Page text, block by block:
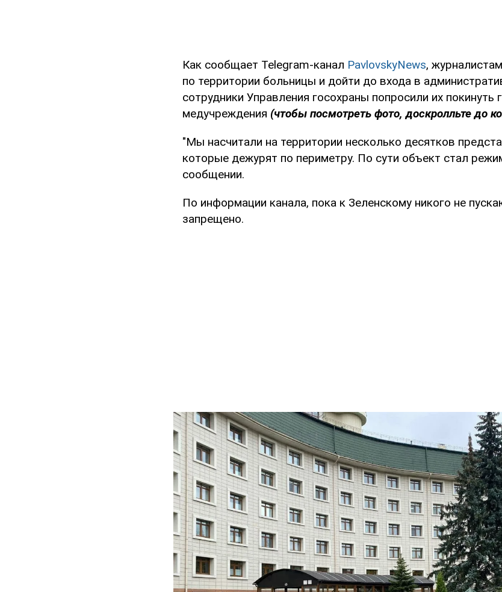
Как сообщает Telegram-канал PavlovskyNews,
по территории больницы и дойти до входа в
сотрудники Управления госохраны попросили их покинуть
медучреждения (чтобы посмотреть фото, доскролльте до
"Мы насчитали на территории несколько десятков
которые дежурят по периметру. По сути объект стал
сообщении.
По информации канала, пока к Зеленскому никого не
запрещено.